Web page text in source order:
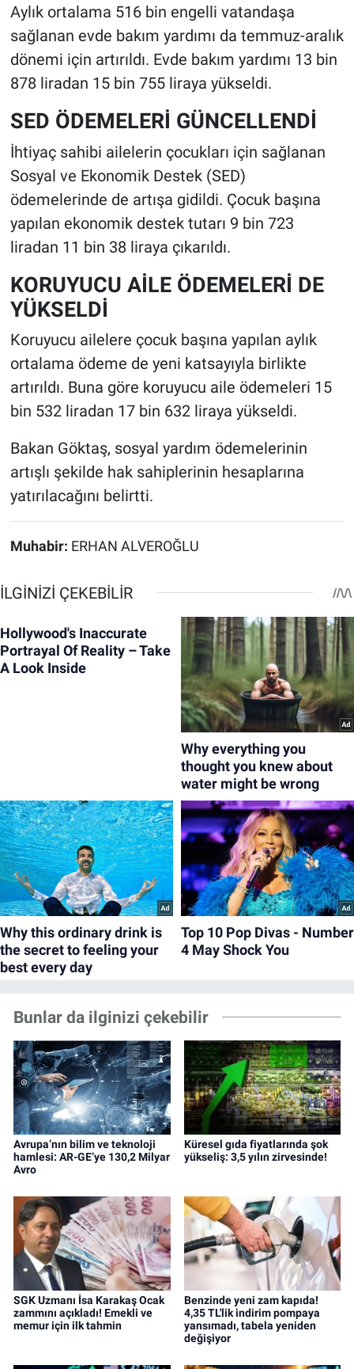
Aylık ortalama 516 bin engelli vatandaşa
sağlanan evde bakım yardımı da temmuz-aralık
dönemi için artırıldı. Evde bakım yardımı 13 bin
878 liradan 15 bin 755 liraya yükseldi.
SED ÖDEMELERİ GÜNCELLENDİ
İhtiyaç sahibi ailelerin çocukları için sağlanan
Sosyal ve Ekonomik Destek (SED)
ödemelerinde de artışa gidildi. Çocuk başına
yapılan ekonomik destek tutarı 9 bin 723
liradan 11 bin 38 liraya çıkarıldı.
KORUYUCU AİLE ÖDEMELERİ DE
YÜKSELDİ
Koruyucu ailelere çocuk başına yapılan aylık
ortalama ödeme de yeni katsayıyla birlikte
artırıldı. Buna göre koruyucu aile ödemeleri 15
bin 532 liradan 17 bin 632 liraya yükseldi.
Bakan Göktaş, sosyal yardım ödemelerinin
artışlı şekilde hak sahiplerinin hesaplarına
yatırılacağını belirtti.
Muhabir: ERHAN ALVEROĞLU
Bunlar da ilginizi çekebilir
Avrupa’nın bilim ve teknoloji
hamlesi: AR-GE’ye 130,2 Milyar
Avro
Küresel gıda fiyatlarında şok
yükseliş: 3,5 yılın zirvesinde!
SGK Uzmanı İsa Karakaş Ocak
zammını açıkladı! Emekli ve
memur için ilk tahmin
Benzinde yeni zam kapıda!
4,35 TL'lik indirim pompaya
yansımadı, tabela yeniden
değişiyor